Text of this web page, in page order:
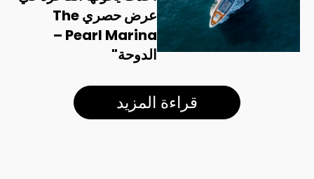
عرض حصري The
Pearl Marina –
الدوحة"
قراءة المزيد